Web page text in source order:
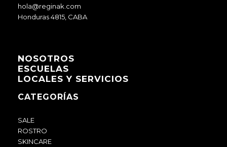
hola@reginak.com
Honduras 4815, CABA
NOSOTROS
ESCUELAS
LOCALES Y SERVICIOS
CATEGORÍAS
SALE
ROSTRO
SKINCARE